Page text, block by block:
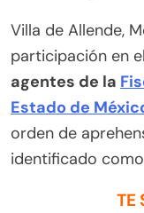
Villa de Allende,
participación en
agentes de la
Estado de
orden de
identificado como
TE